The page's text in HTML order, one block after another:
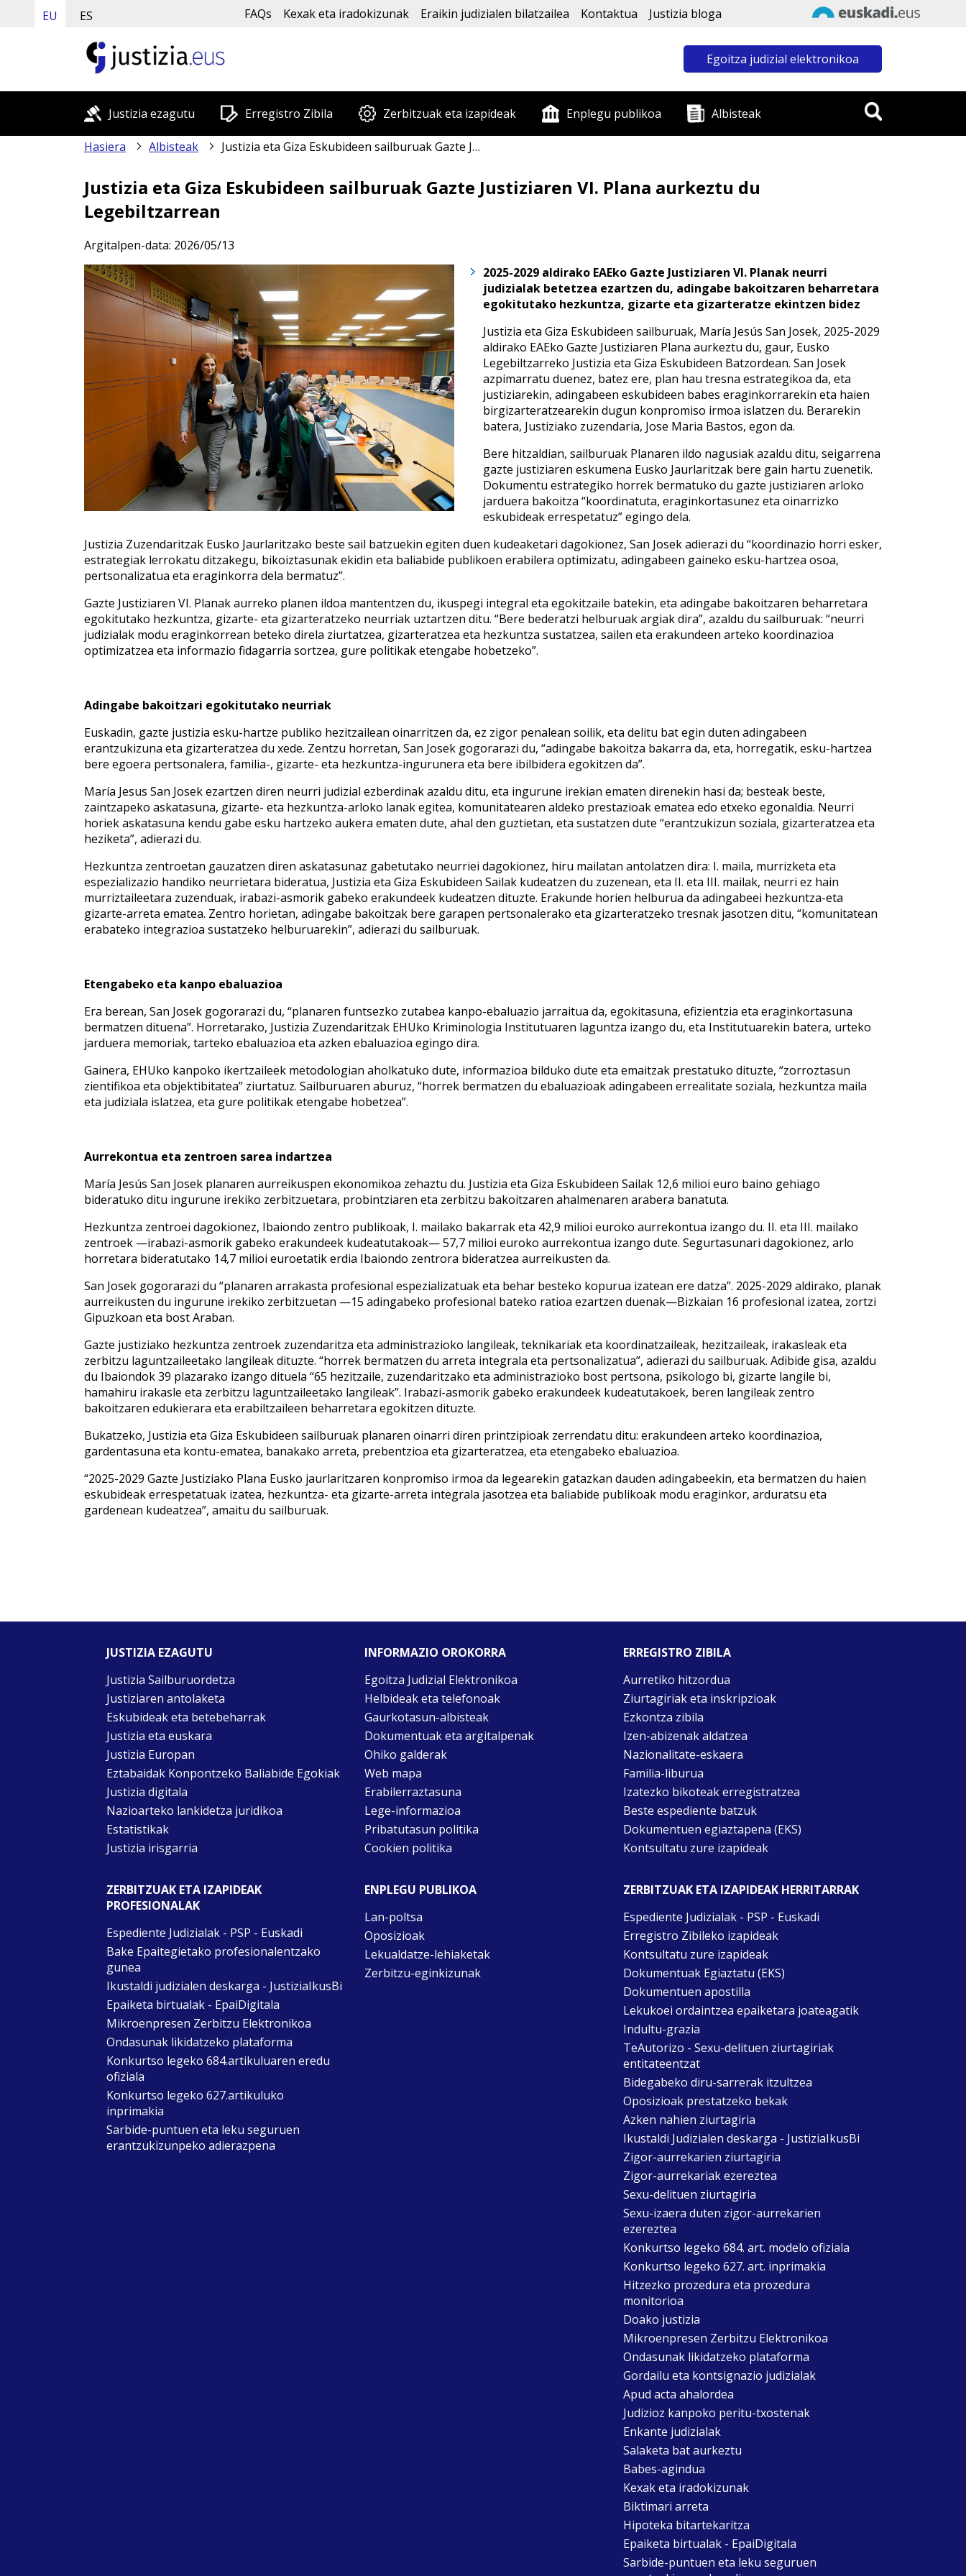
EU ES FAQs Kexak eta iradokizunak Eraikin judizialen bilatzailea Kontaktua Justizia bloga
Egoitza judizial elektronikoa
Justizia ezagutu Erregistro Zibila Zerbitzuak eta izapideak Enplegu publikoa Albisteak
Hasiera Albisteak Justizia eta Giza Eskubideen sailburuak Gazte Justiziaren VI. Plana aurkeztu du Legebiltzarrean
Justizia eta Giza Eskubideen sailburuak Gazte Justiziaren VI. Plana aurkeztu du
Legebiltzarrean
Argitalpen-data: 2026/05/13
2025-2029 aldirako EAEko Gazte Justiziaren VI. Planak neurri
judizialak betetzea ezartzen du, adingabe bakoitzaren beharretara
egokitutako hezkuntza, gizarte eta gizarteratze ekintzen bidez
Justizia eta Giza Eskubideen sailburuak, María Jesús San Josek, 2025-2029
aldirako EAEko Gazte Justiziaren Plana aurkeztu du, gaur, Eusko
Legebiltzarreko Justizia eta Giza Eskubideen Batzordean. San Josek
azpimarratu duenez, batez ere, plan hau tresna estrategikoa da, eta
justiziarekin, adingabeen eskubideen babes eraginkorrarekin eta haien
birgizarteratzearekin dugun konpromiso irmoa islatzen du. Berarekin
batera, Justiziako zuzendaria, Jose Maria Bastos, egon da.
Bere hitzaldian, sailburuak Planaren ildo nagusiak azaldu ditu, seigarrena
gazte justiziaren eskumena Eusko Jaurlaritzak bere gain hartu zuenetik.
Dokumentu estrategiko horrek bermatuko du gazte justiziaren arloko
jarduera bakoitza “koordinatuta, eraginkortasunez eta oinarrizko
eskubideak errespetatuz” egingo dela.
Justizia Zuzendaritzak Eusko Jaurlaritzako beste sail batzuekin egiten duen kudeaketari dagokionez, San Josek adierazi du “koordinazio horri esker,
estrategiak lerrokatu ditzakegu, bikoiztasunak ekidin eta baliabide publikoen erabilera optimizatu, adingabeen gaineko esku-hartzea osoa,
pertsonalizatua eta eraginkorra dela bermatuz”.
Gazte Justiziaren VI. Planak aurreko planen ildoa mantentzen du, ikuspegi integral eta egokitzaile batekin, eta adingabe bakoitzaren beharretara
egokitutako hezkuntza, gizarte- eta gizarteratzeko neurriak uztartzen ditu. “Bere bederatzi helburuak argiak dira”, azaldu du sailburuak: “neurri
judizialak modu eraginkorrean beteko direla ziurtatzea, gizarteratzea eta hezkuntza sustatzea, sailen eta erakundeen arteko koordinazioa
optimizatzea eta informazio fidagarria sortzea, gure politikak etengabe hobetzeko”.
Adingabe bakoitzari egokitutako neurriak
Euskadin, gazte justizia esku-hartze publiko hezitzailean oinarritzen da, ez zigor penalean soilik, eta delitu bat egin duten adingabeen
erantzukizuna eta gizarteratzea du xede. Zentzu horretan, San Josek gogorarazi du, “adingabe bakoitza bakarra da, eta, horregatik, esku-hartzea
bere egoera pertsonalera, familia-, gizarte- eta hezkuntza-ingurunera eta bere ibilbidera egokitzen da”.
María Jesus San Josek ezartzen diren neurri judizial ezberdinak azaldu ditu, eta ingurune irekian ematen direnekin hasi da; besteak beste,
zaintzapeko askatasuna, gizarte- eta hezkuntza-arloko lanak egitea, komunitatearen aldeko prestazioak ematea edo etxeko egonaldia. Neurri
horiek askatasuna kendu gabe esku hartzeko aukera ematen dute, ahal den guztietan, eta sustatzen dute “erantzukizun soziala, gizarteratzea eta
heziketa”, adierazi du.
Hezkuntza zentroetan gauzatzen diren askatasunaz gabetutako neurriei dagokionez, hiru mailatan antolatzen dira: I. maila, murrizketa eta
espezializazio handiko neurrietara bideratua, Justizia eta Giza Eskubideen Sailak kudeatzen du zuzenean, eta II. eta III. mailak, neurri ez hain
murriztaileetara zuzenduak, irabazi-asmorik gabeko erakundeek kudeatzen dituzte. Erakunde horien helburua da adingabeei hezkuntza-eta
gizarte-arreta ematea. Zentro horietan, adingabe bakoitzak bere garapen pertsonalerako eta gizarteratzeko tresnak jasotzen ditu, “komunitatean
erabateko integrazioa sustatzeko helburuarekin”, adierazi du sailburuak.
Etengabeko eta kanpo ebaluazioa
Era berean, San Josek gogorarazi du, “planaren funtsezko zutabea kanpo-ebaluazio jarraitua da, egokitasuna, efizientzia eta eraginkortasuna
bermatzen dituena”. Horretarako, Justizia Zuzendaritzak EHUko Kriminologia Institutuaren laguntza izango du, eta Institutuarekin batera, urteko
jarduera memoriak, tarteko ebaluazioa eta azken ebaluazioa egingo dira.
Gainera, EHUko kanpoko ikertzaileek metodologian aholkatuko dute, informazioa bilduko dute eta emaitzak prestatuko dituzte, “zorroztasun
zientifikoa eta objektibitatea” ziurtatuz. Sailburuaren aburuz, “horrek bermatzen du ebaluazioak adingabeen errealitate soziala, hezkuntza maila
eta judiziala islatzea, eta gure politikak etengabe hobetzea”.
Aurrekontua eta zentroen sarea indartzea
María Jesús San Josek planaren aurreikuspen ekonomikoa zehaztu du. Justizia eta Giza Eskubideen Sailak 12,6 milioi euro baino gehiago
bideratuko ditu ingurune irekiko zerbitzuetara, probintziaren eta zerbitzu bakoitzaren ahalmenaren arabera banatuta.
Hezkuntza zentroei dagokionez, Ibaiondo zentro publikoak, I. mailako bakarrak eta 42,9 milioi euroko aurrekontua izango du. II. eta III. mailako
zentroek —irabazi-asmorik gabeko erakundeek kudeatutakoak— 57,7 milioi euroko aurrekontua izango dute. Segurtasunari dagokionez, arlo
horretara bideratutako 14,7 milioi euroetatik erdia Ibaiondo zentrora bideratzea aurreikusten da.
San Josek gogorarazi du “planaren arrakasta profesional espezializatuak eta behar besteko kopurua izatean ere datza”. 2025-2029 aldirako, planak
aurreikusten du ingurune irekiko zerbitzuetan —15 adingabeko profesional bateko ratioa ezartzen duenak—Bizkaian 16 profesional izatea, zortzi
Gipuzkoan eta bost Araban.
Gazte justiziako hezkuntza zentroek zuzendaritza eta administrazioko langileak, teknikariak eta koordinatzaileak, hezitzaileak, irakasleak eta
zerbitzu laguntzaileetako langileak dituzte. “horrek bermatzen du arreta integrala eta pertsonalizatua”, adierazi du sailburuak. Adibide gisa, azaldu
du Ibaiondok 39 plazarako izango dituela “65 hezitzaile, zuzendaritzako eta administrazioko bost pertsona, psikologo bi, gizarte langile bi,
hamahiru irakasle eta zerbitzu laguntzaileetako langileak”. Irabazi-asmorik gabeko erakundeek kudeatutakoek, beren langileak zentro
bakoitzaren edukierara eta erabiltzaileen beharretara egokitzen dituzte.
Bukatzeko, Justizia eta Giza Eskubideen sailburuak planaren oinarri diren printzipioak zerrendatu ditu: erakundeen arteko koordinazioa,
gardentasuna eta kontu-ematea, banakako arreta, prebentzioa eta gizarteratzea, eta etengabeko ebaluazioa.
“2025-2029 Gazte Justiziako Plana Eusko jaurlaritzaren konpromiso irmoa da legearekin gatazkan dauden adingabeekin, eta bermatzen du haien
eskubideak errespetatuak izatea, hezkuntza- eta gizarte-arreta integrala jasotzea eta baliabide publikoak modu eraginkor, arduratsu eta
gardenean kudeatzea”, amaitu du sailburuak.
JUSTIZIA EZAGUTU
Justizia Sailburuordetza
Justiziaren antolaketa
Eskubideak eta betebeharrak
Justizia eta euskara
Justizia Europan
Eztabaidak Konpontzeko Baliabide Egokiak
Justizia digitala
Nazioarteko lankidetza juridikoa
Estatistikak
Justizia irisgarria
INFORMAZIO OROKORRA
Egoitza Judizial Elektronikoa
Helbideak eta telefonoak
Gaurkotasun-albisteak
Dokumentuak eta argitalpenak
Ohiko galderak
Web mapa
Erabilerraztasuna
Lege-informazioa
Pribatutasun politika
Cookien politika
ERREGISTRO ZIBILA
Aurretiko hitzordua
Ziurtagiriak eta inskripzioak
Ezkontza zibila
Izen-abizenak aldatzea
Nazionalitate-eskaera
Familia-liburua
Izatezko bikoteak erregistratzea
Beste espediente batzuk
Dokumentuen egiaztapena (EKS)
Kontsultatu zure izapideak
ZERBITZUAK ETA IZAPIDEAK
PROFESIONALAK
Espediente Judizialak - PSP - Euskadi
Bake Epaitegietako profesionalentzako
gunea
Ikustaldi judizialen deskarga - JustiziaIkusBi
Epaiketa birtualak - EpaiDigitala
Mikroenpresen Zerbitzu Elektronikoa
Ondasunak likidatzeko plataforma
Konkurtso legeko 684.artikuluaren eredu
ofiziala
Konkurtso legeko 627.artikuluko
inprimakia
Sarbide-puntuen eta leku seguruen
erantzukizunpeko adierazpena
ENPLEGU PUBLIKOA
Lan-poltsa
Oposizioak
Lekualdatze-lehiaketak
Zerbitzu-eginkizunak
ZERBITZUAK ETA IZAPIDEAK HERRITARRAK
Espediente Judizialak - PSP - Euskadi
Erregistro Zibileko izapideak
Kontsultatu zure izapideak
Dokumentuak Egiaztatu (EKS)
Dokumentuen apostilla
Lekukoei ordaintzea epaiketara joateagatik
Indultu-grazia
TeAutorizo - Sexu-delituen ziurtagiriak
entitateentzat
Bidegabeko diru-sarrerak itzultzea
Oposizioak prestatzeko bekak
Azken nahien ziurtagiria
Ikustaldi Judizialen deskarga - JustiziaIkusBi
Zigor-aurrekarien ziurtagiria
Zigor-aurrekariak ezereztea
Sexu-delituen ziurtagiria
Sexu-izaera duten zigor-aurrekarien
ezereztea
Konkurtso legeko 684. art. modelo ofiziala
Konkurtso legeko 627. art. inprimakia
Hitzezko prozedura eta prozedura
monitorioa
Doako justizia
Mikroenpresen Zerbitzu Elektronikoa
Ondasunak likidatzeko plataforma
Gordailu eta kontsignazio judizialak
Apud acta ahalordea
Judizioz kanpoko peritu-txostenak
Enkante judizialak
Salaketa bat aurkeztu
Babes-agindua
Kexak eta iradokizunak
Biktimari arreta
Hipoteka bitartekaritza
Epaiketa birtualak - EpaiDigitala
Sarbide-puntuen eta leku seguruen